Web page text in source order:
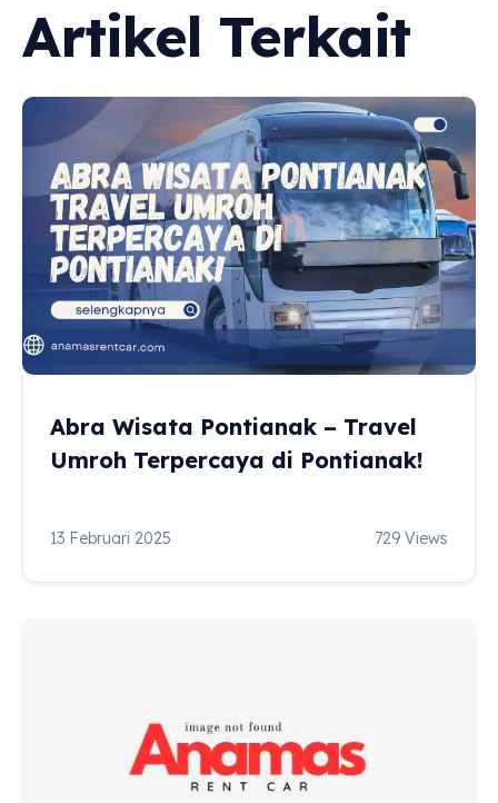
Artikel Terkait
Abra Wisata Pontianak – Travel
Umroh Terpercaya di Pontianak!
13 Februari 2025 729 Views